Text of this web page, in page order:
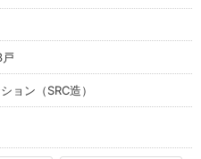
戸
ョン（SRC造）